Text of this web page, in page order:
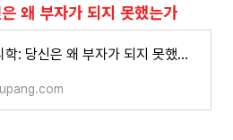
왜 부자가 되지 못했는가
돈의 심리학: 당신은 왜 부자가 되지 못했는가